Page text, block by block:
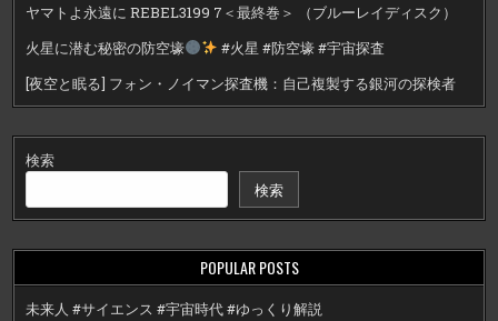
ヤマトよ永遠に REBEL3199 7＜最終巻＞ （ブルーレイディスク）
火星に潜む秘密の防空壕
#火星 #防空壕 #宇宙探査
[夜空と眠る] フォン・ノイマン探査機：自己複製する銀河の探検者
検索
検索
POPULAR POSTS
未来人 #サイエンス #宇宙時代 #ゆっくり解説